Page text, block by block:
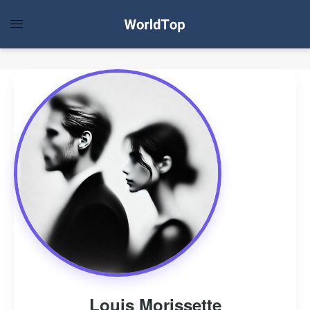
Louis Morissette